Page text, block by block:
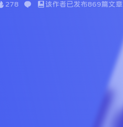
278 该作者已发布869篇文章